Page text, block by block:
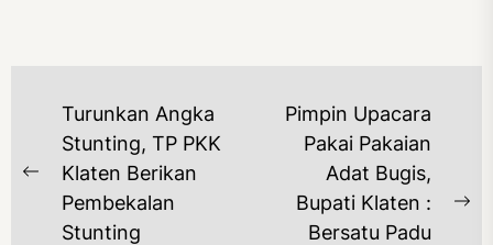
NAVIGASI
POS
Previous
post:
Turunkan Angka
Stunting, TP PKK
Klaten Berikan
Pembekalan
Stunting
Pimpin Upacara
Pakai Pakaian
Adat Bugis,
Bupati Klaten :
Bersatu Padu